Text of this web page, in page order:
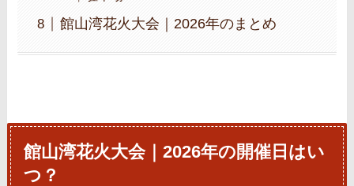
館山湾花火大会｜2026年のまとめ
館山湾花火大会｜2026年の開催日はい
つ？